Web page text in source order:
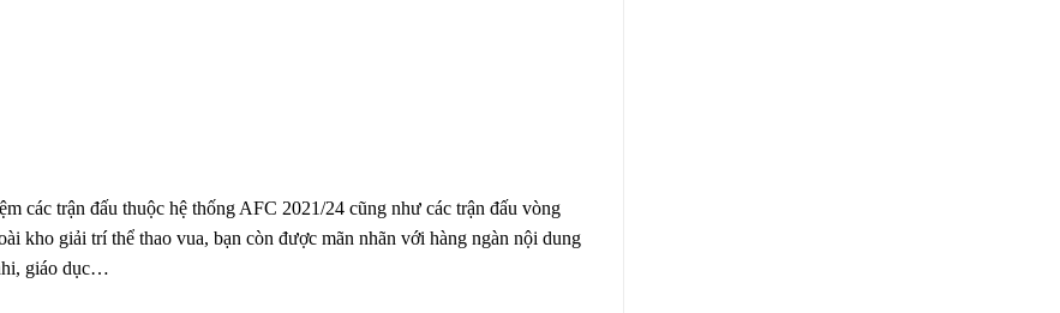
các trận đấu thuộc hệ thống AFC 2021/24 cũng như các trận đấu vòng
giải trí thể thao vua, bạn còn được mãn nhãn với hàng ngàn nội dung
giáo dục…